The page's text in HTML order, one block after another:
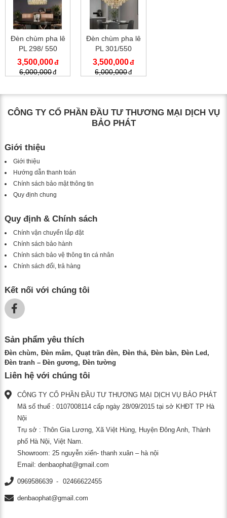
Đèn chùm pha lê
PL 298/ 550
3,500,000
6,000,000
Đèn chùm pha lê
PL 301/550
3,500,000
6,000,000
CÔNG TY CỔ PHẦN ĐẦU TƯ THƯƠNG MẠI DỊCH VỤ
BẢO PHÁT
Giới thiệu
Giới thiệu
Hướng dẫn thanh toán
Chính sách bảo mật thông tin
Quy định chung
Quy định & Chính sách
Chính vận chuyển lắp đặt
Chính sách bảo hành
Chính sách bảo vệ thông tin cá nhân
Chính sách đổi, trả hàng
Kết nối với chúng tôi
Sản phẩm yêu thích
Đèn chùm Đèn mâm Quạt trần đèn Đèn thả Đèn bàn
Đèn Led
Đèn tranh – Đèn gương
Đèn tường
Liên hệ với chúng tôi
CÔNG TY CỔ PHẦN ĐẦU TƯ THƯƠNG MẠI DỊCH VỤ BẢO PHÁT
Mã số thuế : 0107008114 cấp ngày 28/09/2015 tại sở KHĐT TP Hà
Nội
Trụ sở : Thôn Gia Lương, Xã Việt Hùng, Huyện Đông Anh, Thành
phố Hà Nội, Việt Nam.
Showroom: 25 nguyễn xiển- thanh xuân – hà nội
Email: denbaophat@gmail.com
0969586639 02466622455
denbaophat@gmail.com